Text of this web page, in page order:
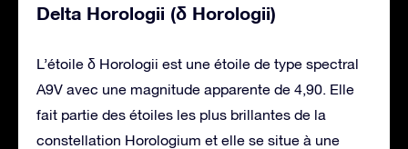
Delta Horologii (δ Horologii)
L’étoile δ Horologii est une étoile de type spectral
A9V avec une magnitude apparente de 4,90. Elle
fait partie des étoiles les plus brillantes de la
constellation Horologium et elle se situe à une